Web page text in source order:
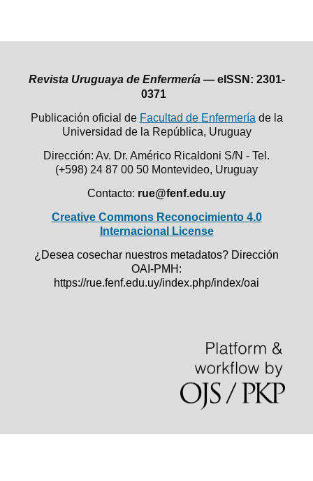
Revista Uruguaya de Enfermería — eISSN: 2301-
0371
Publicación oficial de Facultad de Enfermería de la
Universidad de la República, Uruguay
Dirección: Av. Dr. Américo Ricaldoni S/N - Tel.
(+598) 24 87 00 50 Montevideo, Uruguay
Contacto: rue@fenf.edu.uy
Creative Commons Reconocimiento 4.0
Internacional License
¿Desea cosechar nuestros metadatos? Dirección
OAI-PMH:
https://rue.fenf.edu.uy/index.php/index/oai